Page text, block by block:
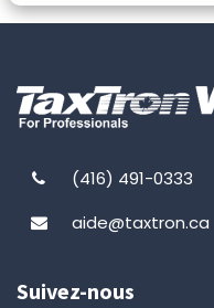
(416) 491-0333
aide@taxtron.ca
Suivez-nous